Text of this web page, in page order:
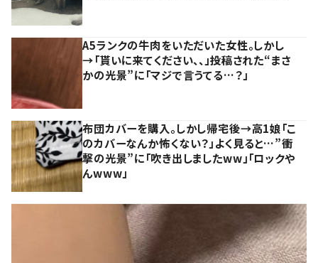
A5ランクの牛肉をいただいた女性。しかし
→「貰いに来てください、、」投稿された“まさ
かの光景”に「マジで言うてる…？」
布団カバーを購入。しかし帰宅後→高1娘「こ
のカバーなんか怖くない？」よく見ると…”衝
撃の光景”に「吹き出しましたww」「ロックや
んwww」